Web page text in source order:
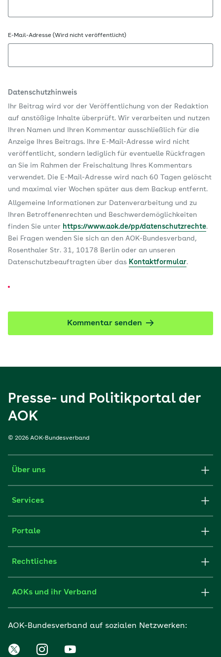
E-Mail-Adresse (Wird nicht veröffentlicht)
Datenschutzhinweis
Ihr Beitrag wird vor der Veröffentlichung von der Redaktion
auf anstößige Inhalte überprüft. Wir verarbeiten und nutzen
Ihren Namen und Ihren Kommentar ausschließlich für die
Anzeige Ihres Beitrags. Ihre E-Mail-Adresse wird nicht
veröffentlicht, sondern lediglich für eventuelle Rückfragen
an Sie im Rahmen der Freischaltung Ihres Kommentars
verwendet. Die E-Mail-Adresse wird nach 60 Tagen gelöscht
und maximal vier Wochen später aus dem Backup entfernt.
Allgemeine Informationen zur Datenverarbeitung und zu
Ihren Betroffenenrechten und Beschwerdemöglichkeiten
finden Sie unter https://www.aok.de/pp/datenschutzrechte.
Bei Fragen wenden Sie sich an den AOK-Bundesverband,
Rosenthaler Str. 31, 10178 Berlin oder an unseren
Datenschutzbeauftragten über das Kontaktformular.
Kommentar senden
Presse- und Politikportal der
AOK
© 2026 AOK-Bundesverband
Über uns
Services
Portale
Rechtliches
AOKs und ihr Verband
AOK-Bundesverband auf sozialen Netzwerken: